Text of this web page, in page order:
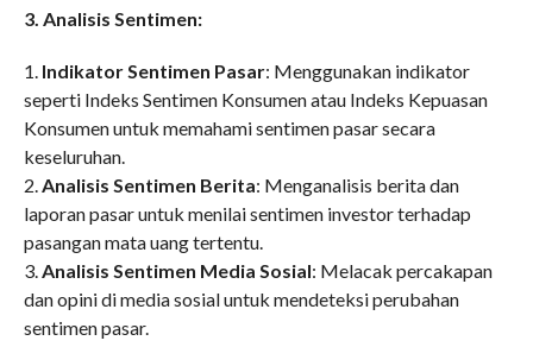
3. Analisis Sentimen:
1. Indikator Sentimen Pasar: Menggunakan indikator
seperti Indeks Sentimen Konsumen atau Indeks Kepuasan
Konsumen untuk memahami sentimen pasar secara
keseluruhan.
2.Analisis Sentimen Berita: Menganalisis berita dan
laporan pasar untuk menilai sentimen investor terhadap
pasangan mata uang tertentu.
3.Analisis Sentimen Media Sosial: Melacak percakapan
dan opini di media sosial untuk mendeteksi perubahan
sentimen pasar.